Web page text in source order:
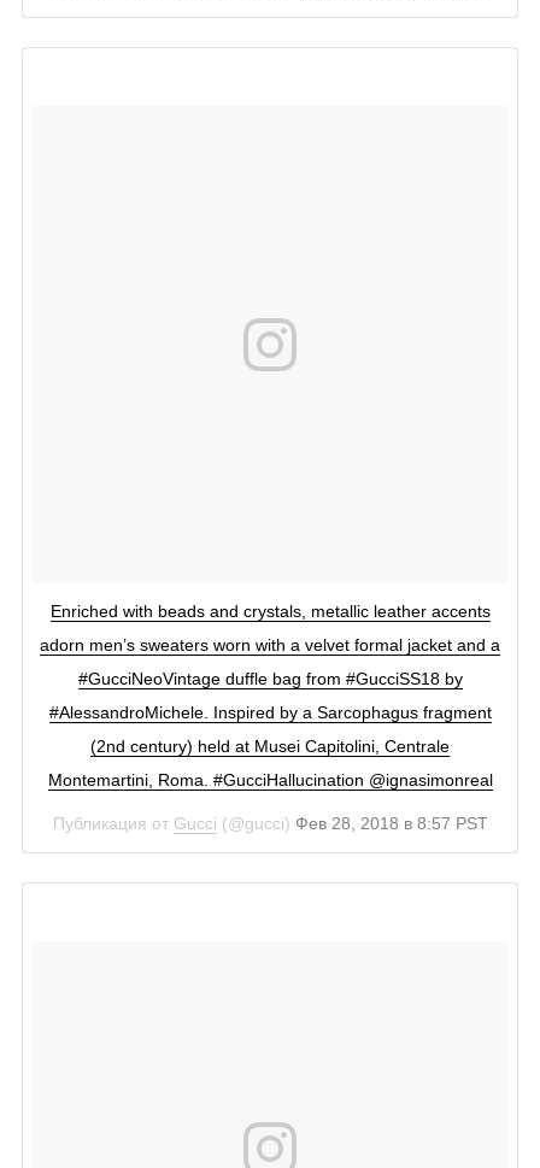
Enriched with beads and crystals, metallic leather accents
adorn men’s sweaters worn with a velvet formal jacket and a
#GucciNeoVintage duffle bag from #GucciSS18 by
#AlessandroMichele. Inspired by a Sarcophagus fragment
(2nd century) held at Musei Capitolini, Centrale
Montemartini, Roma. #GucciHallucination @ignasimonreal
Публикация от Gucci (@gucci) Фев 28, 2018 в 8:57 PST